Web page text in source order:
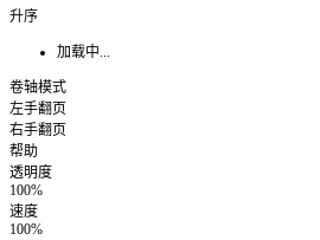
升序
加载中...
卷轴模式
左手翻页
右手翻页
帮助
透明度
100%
速度
100%